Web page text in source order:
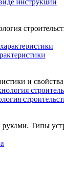
инструкции
и
Типы